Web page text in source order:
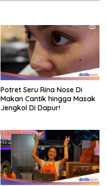
Potret Seru Rina Nose Di
Makan Cantik hingga Masak
Jengkol Di Dapur!